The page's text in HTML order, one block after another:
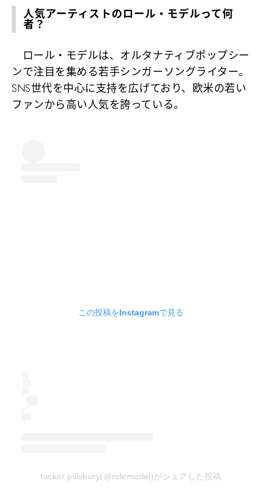
人気アーティストのロール・モデルって何
者？
ロール・モデルは、オルタナティブポップシー
ンで注目を集める若手シンガーソングライター。
SNS世代を中心に支持を広げており、欧米の若い
ファンから高い人気を誇っている。
この投稿をInstagramで見る
tucker pillsbury(@rolemodel)がシェアした投稿